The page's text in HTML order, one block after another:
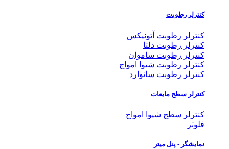
کنترلر رطوبت
کنترلر رطوبت آتونیکس
کنترلر رطوبت دلتا
کنترلر رطوبت ساموان
کنترلر رطوبت شیوا امواج
کنترلر رطوبت سانوارد
کنترلر سطح مایعات
کنترلر سطح شیوا امواج
فلوتر
نمایشگر - پنل میتر